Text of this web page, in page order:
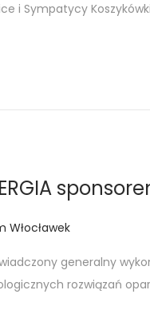
i Sympatycy
Włocławek
generalny
rozwiązań